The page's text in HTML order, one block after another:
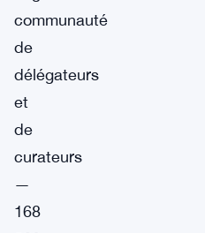
communauté
de
délégateurs
et
de
curateurs
—
168